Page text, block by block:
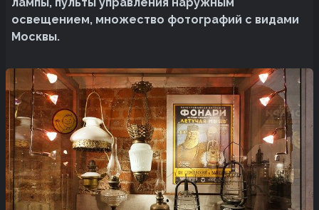
освещением, множество фотографий с видами
Москвы.